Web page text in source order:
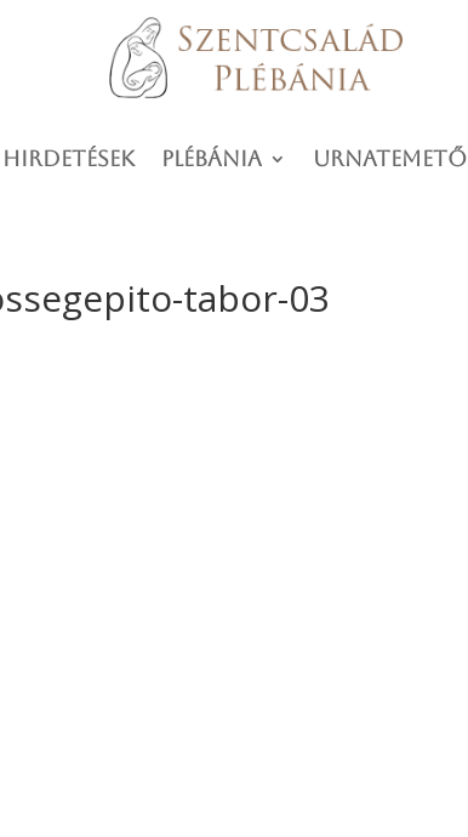
hirdetések Plébánia Urnatemető
tabor-03